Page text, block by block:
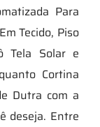
Para
Tecido, Piso
Tela Solar e
Cortina
Dutra com a
deseja. Entre